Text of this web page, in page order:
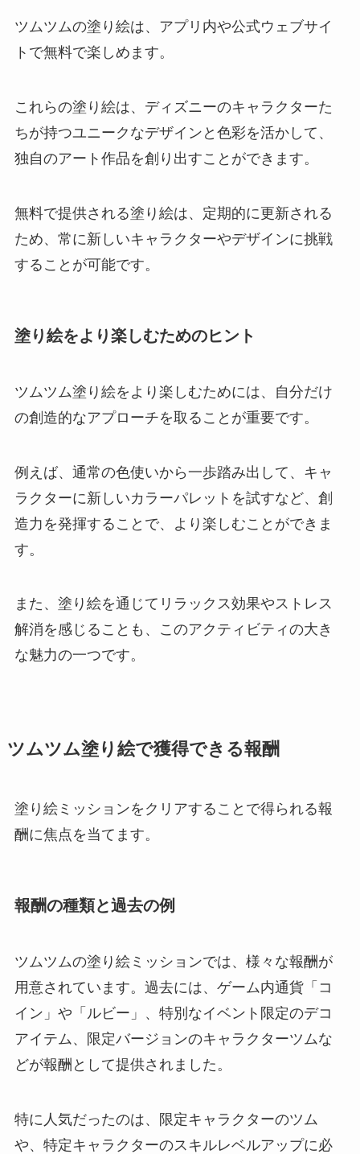
ツムツムの塗り絵は、アプリ内や公式ウェブサイ
トで無料で楽しめます。
これらの塗り絵は、ディズニーのキャラクターた
ちが持つユニークなデザインと色彩を活かして、
独自のアート作品を創り出すことができます。
無料で提供される塗り絵は、定期的に更新される
ため、常に新しいキャラクターやデザインに挑戦
することが可能です。
塗り絵をより楽しむためのヒント
ツムツム塗り絵をより楽しむためには、自分だけ
の創造的なアプローチを取ることが重要です。
例えば、通常の色使いから一歩踏み出して、キャ
ラクターに新しいカラーパレットを試すなど、創
造力を発揮することで、より楽しむことができま
す。
また、塗り絵を通じてリラックス効果やストレス
解消を感じることも、このアクティビティの大き
な魅力の一つです。
ツムツム塗り絵で獲得できる報酬
塗り絵ミッションをクリアすることで得られる報
酬に焦点を当てます。
報酬の種類と過去の例
ツムツムの塗り絵ミッションでは、様々な報酬が
用意されています。過去には、ゲーム内通貨「コ
イン」や「ルビー」、特別なイベント限定のデコ
アイテム、限定バージョンのキャラクターツムな
どが報酬として提供されました。
特に人気だったのは、限定キャラクターのツム
や、特定キャラクターのスキルレベルアップに必